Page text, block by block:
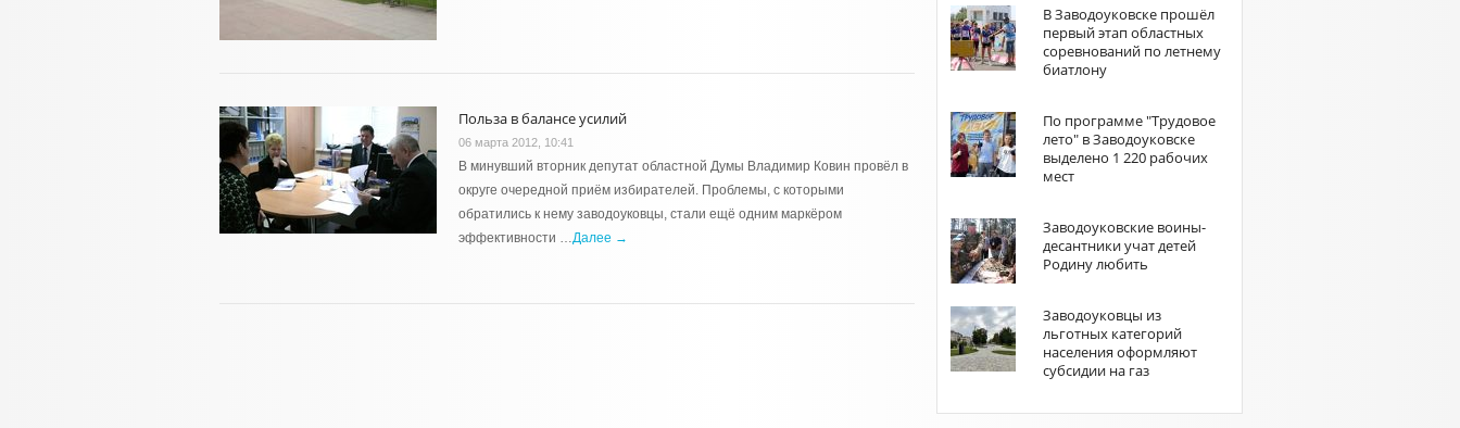
Польза в балансе усилий
06 марта 2012, 10:41
В минувший вторник депутат областной Думы Владимир Ковин провёл в
округе очередной приём избирателей. Проблемы, с которыми
обратились к нему заводоуковцы, стали ещё одним маркёром
эффективности …Далее →
В Заводоуковске прошёл
первый этап областных
соревнований по летнему
биатлону
По программе "Трудовое
лето" в Заводоуковске
выделено 1 220 рабочих
мест
Заводоуковские воины-
десантники учат детей
Родину любить
Заводоуковцы из
льготных категорий
населения оформляют
субсидии на газ